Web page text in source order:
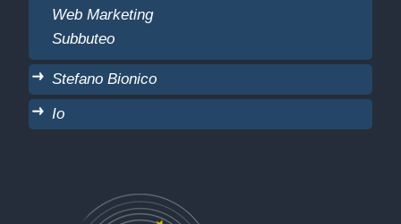
Web Marketing
Subbuteo
Stefano Bionico
Io